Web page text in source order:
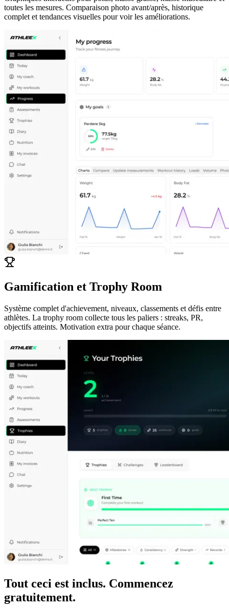
toutes les mesures. Comparaison photo avant/après, historique
complet et tendances visuelles pour voir les améliorations.
Gamification et Trophy Room
Système complet d'achievement, niveaux, classements et défis entre
athlètes. La trophy room collecte tous les paliers : streaks, PR,
objectifs atteints. Motivation extra pour chaque séance.
Tout ceci est inclus. Commencez
gratuitement.